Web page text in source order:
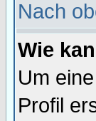
Nach
Wie
Um
Profil